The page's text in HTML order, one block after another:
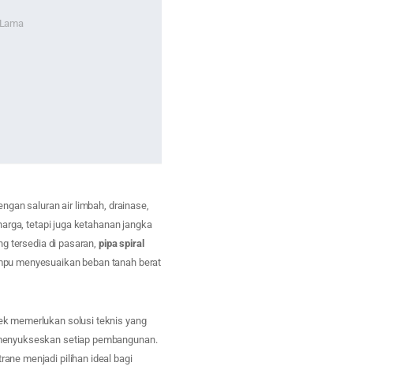
saluran air limbah, drainase,
tetapi juga ketahanan jangka
tersedia di pasaran, pipa spiral
menyesuaikan beban tanah berat
memerlukan solusi teknis yang
setiap pembangunan.
menjadi pilihan ideal bagi